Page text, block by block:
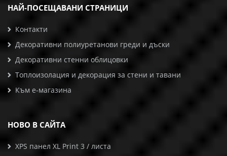
НАЙ-ПОСЕЩАВАНИ СТРАНИЦИ
Контакти
Декоративни полиуретанови греди и дъски
Декоративни стенни облицовки
Топлоизолация и декорация за стени и тавани
Към е-магазина
НОВО В САЙТА
XPS панел XL Print 3 / листа